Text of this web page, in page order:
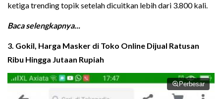
ketiga trending topik setelah dicuitkan lebih dari 3.800 kali.
Baca selengkapnya...
3. Gokil, Harga Masker di Toko Online Dijual Ratusan
Ribu Hingga Jutaan Rupiah
Perbesar